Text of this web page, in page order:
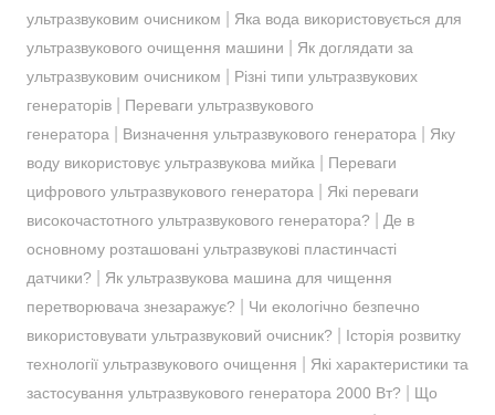
ультразвуковим очисником
Яка вода використовується для
ультразвукового очищення машини
Як доглядати за
ультразвуковим очисником
Різні типи ультразвукових
генераторів| Переваги ультразвукового
генератора
Визначення ультразвукового генератора
Яку
воду використовує ультразвукова мийка
Переваги
цифрового ультразвукового генератора
Які переваги
високочастотного ультразвукового генератора?
Де в
основному розташовані ультразвукові пластинчасті
датчики?
Як ультразвукова машина для чищення
перетворювача знезаражує?
Чи екологічно безпечно
використовувати ультразвуковий очисник?
Історія розвитку
технології ультразвукового очищення
Які характеристики та
застосування ультразвукового генератора 2000 Вт?
Що